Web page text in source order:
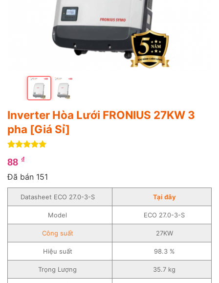
Inverter Hòa Lưới FRONIUS 27KW 3
pha [Giá Sỉ]
trên 5
dựa trên
88 ₫
Đã bán 151
Datasheet ECO 27.0-3-S Tại đây
Model ECO 27.0-3-S
Công suất 27KW
Hiệu suất 98.3 %
Trọng Lượng 35.7 kg